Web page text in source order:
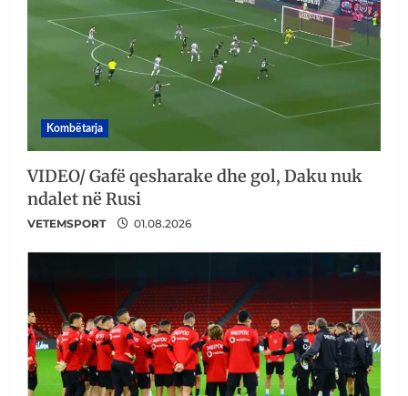
Kombëtarja
VIDEO/ Gafë qesharake dhe gol, Daku nuk
ndalet në Rusi
VETEMSPORT 01.08.2026